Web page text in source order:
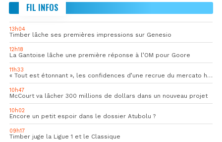
FIL INFOS
13h04
Timber lâche ses premières impressions sur Genesio
12h18
La Gantoise lâche une première réponse à l’OM pour Goore
11h33
« Tout est étonnant », les confidences d’une recrue du mercato hivernal de l’OM
10h47
McCourt va lâcher 300 millions de dollars dans un nouveau projet
10h02
Encore un petit espoir dans le dossier Atubolu ?
09h17
Timber juge la Ligue 1 et le Classique